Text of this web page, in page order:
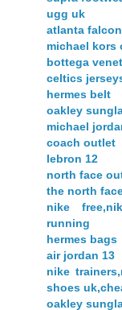
ugg uk
atlanta
michael kors
bottega
celtics
hermes belt
oakley
michael
coach outlet
lebron 12
north face
the north
nike
running
hermes bags
air jordan 13
nike
shoes
oakley